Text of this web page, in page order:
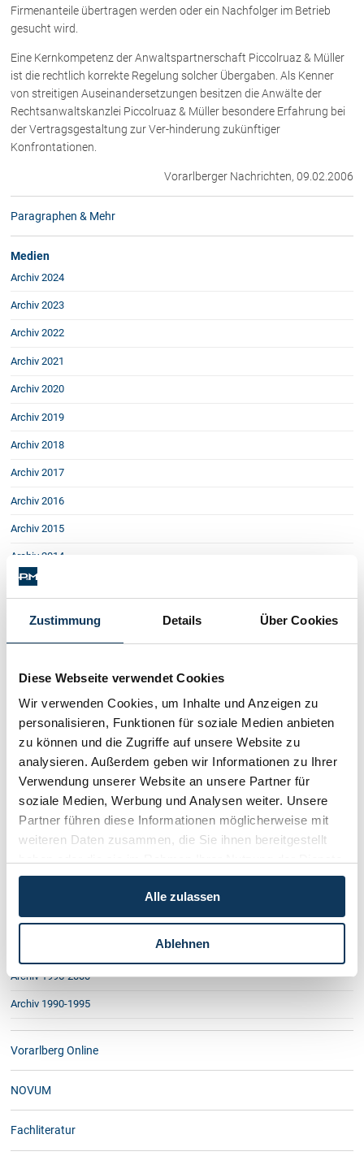
Zustimmung Details Über Cookies
Diese Webseite verwendet Cookies
Wir verwenden Cookies, um Inhalte und Anzeigen zu
personalisieren, Funktionen für soziale Medien anbieten
zu können und die Zugriffe auf unsere Website zu
analysieren. Außerdem geben wir Informationen zu Ihrer
Verwendung unserer Website an unsere Partner für
soziale Medien, Werbung und Analysen weiter. Unsere
Partner führen diese Informationen möglicherweise mit
weiteren Daten zusammen, die Sie ihnen bereitgestellt
gesammelt haben.
Alle zulassen
Ablehnen
Rechtsnews
Publikationen
Paragraphen & Mehr
Medien
Vorarlberg Online
Fachliteratur
FAQ
Unternehmensnachfolge in der
und Übergabeverträgen
Checklisten: Haus-, Wohnungs- und
Checkliste: GmbH-Gründung
Checkliste: Gewerbeanm. durch jur.
Kontakt
Firmenanteile übertragen werden oder ein Nachfolger im Betrieb
gesucht wird.
Eine Kernkompetenz der Anwaltspartnerschaft Piccolruaz & Müller
ist die rechtlich korrekte Regelung solcher Übergaben. Als Kenner
von streitigen Auseinandersetzungen besitzen die Anwälte der
Rechtsanwaltskanzlei Piccolruaz & Müller besondere Erfahrung bei
der Vertragsgestaltung zur Ver-hinderung zukünftiger
Konfrontationen.
Vorarlberger Nachrichten, 09.02.2006
Paragraphen & Mehr
Medien
Archiv 2024
Archiv 2023
Archiv 2022
Archiv 2021
Archiv 2020
Archiv 2019
Archiv 2018
Archiv 2017
Archiv 2016
Archiv 2015
Archiv 2014
Archiv 2013
Archiv 2011
Archiv 2009
Archiv 2008
Archiv 2006
Unerwünschtes Kind - Schadenersatz?
Start up - Rechtsfragen
Mietkündigung nach Hausverkauf
Pflegekostenersatz für Angehörige
Wohnungseigentum und Lebensgemeinschaften
Archiv 1996-2000
Archiv 1990-1995
Vorarlberg Online
NOVUM
Fachliteratur